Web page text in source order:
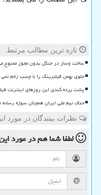
تازه ترین مطالب مرتبط
ساخت وساز در جنگل بدون مجوز ممنوع
جلوی بهمن فیلترینگ را با چسب زخم
پشت پرده کندی این روزهای اینترنت
حذف تیم ملی ایران همچنان سوژه رسانه
نظرات بینندگان در مورد
لطفا شما همدر مورد